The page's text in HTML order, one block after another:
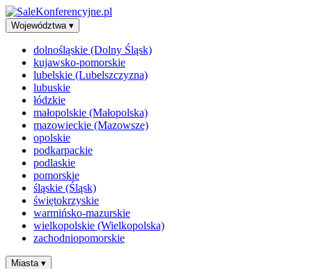
Województwa ▾
dolnośląskie (Dolny Śląsk)
kujawsko-pomorskie
lubelskie (Lubelszczyzna)
lubuskie
łódzkie
małopolskie (Małopolska)
mazowieckie (Mazowsze)
opolskie
podkarpackie
podlaskie
pomorskie
śląskie (Śląsk)
świętokrzyskie
warmińsko-mazurskie
wielkopolskie (Wielkopolska)
zachodniopomorskie
Miasta ▾